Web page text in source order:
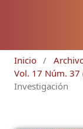
Inicio /
Vol. 17 Núm. 37
Investigación